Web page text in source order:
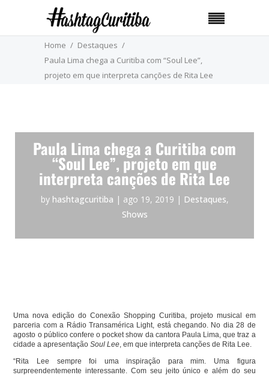
Home
Destaques
Paula Lima chega a Curitiba com “Soul Lee”,
projeto em que interpreta canções de Rita Lee
Paula Lima chega a Curitiba com
“Soul Lee”, projeto em que
interpreta canções de Rita Lee
by hashtagcuritiba | ago 19, 2019 | Destaques,
Shows
Uma nova edição do Conexão Shopping Curitiba, projeto musical em
parceria com a Rádio Transamérica Light, está chegando. No dia 28 de
agosto o público confere o pocket show da cantora Paula Lima, que traz a
cidade a apresentaçãoSoul Lee, em que interpreta canções de Rita Lee.
“Rita Lee sempre foi uma inspiração para mim. Uma figura
surpreendentemente interessante. Com seu jeito único e além do seu